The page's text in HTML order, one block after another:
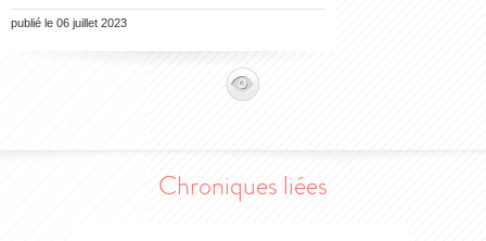
publié le 06 juillet 2023
Chroniques liées